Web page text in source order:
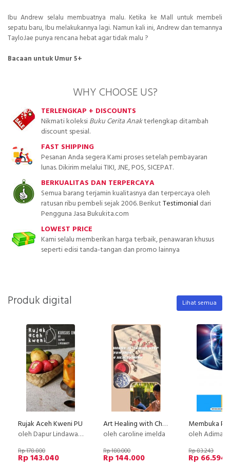
Ibu Andrew selalu membuatnya malu. Ketika ke Mall untuk membeli
sepatu baru, Ibu melakukannya lagi. Namun kali ini, Andrew dan temannya
TayloJae punya rencana hebat agar tidak malu ?
Bacaan untuk Umur 5+
WHY CHOOSE US?
TERLENGKAP + DISCOUNTS
Nikmati koleksiBuku Cerita Anakterlengkap ditambah
discount spesial.
FAST SHIPPING
Pesanan Anda segera Kami proses setelah pembayaran
lunas. Dikirim melalui TIKI, JNE, POS, SICEPAT.
BERKUALITAS DAN TERPERCAYA
Semua barang terjamin kualitasnya dan terpercaya oleh
ratusan ribu pembeli sejak 2006. BerikutTestimonial dari
Pengguna Jasa Bukukita.com
LOWEST PRICE
Kami selalu memberikan harga terbaik, penawaran khusus
seperti edisi tanda-tangan dan promo lainnya
Produk digital Lihat semua
Rujak Aceh Kweni PU
oleh Dapur Lindawaty
Rp 178.800
Rp 143.040
Art Healing with Chinese Painting - 2nd Basic Stroke of Chinese Painting : Plum Blossom
oleh caroline imelda
Rp 180.000
Rp 144.000
oleh Adimas (Dee)
Rp 83.243
Rp 66.594